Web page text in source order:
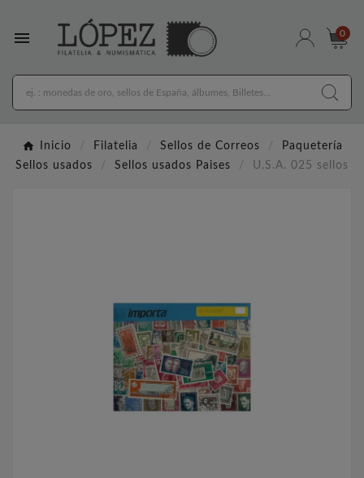
 0
Inicio Filatelia Sellos de Correos
Paquetería
Sellos usados
Sellos usados Paises U.S.A. 025 sellos